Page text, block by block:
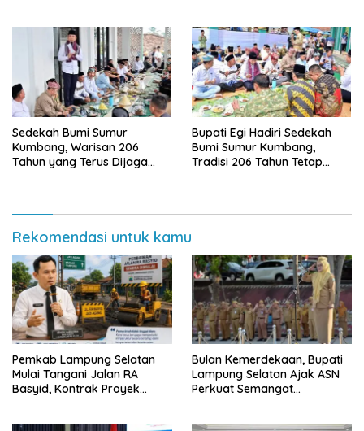
Sedekah Bumi Sumur
Kumbang, Warisan 206
Tahun yang Terus Dijaga
Bupati Egi Hadiri Sedekah
Bumi Sumur Kumbang,
Tradisi 206 Tahun Tetap
Rekomendasi untuk kamu
Pemkab Lampung Selatan
Mulai Tangani Jalan RA
Basyid, Kontrak Proyek
Bulan Kemerdekaan, Bupati
Lampung Selatan Ajak ASN
Perkuat Semangat